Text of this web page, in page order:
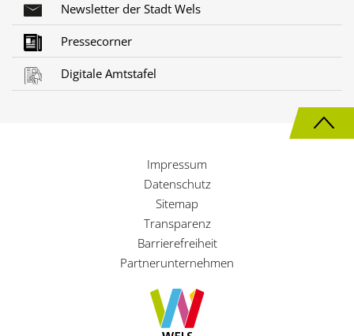
Newsletter der Stadt Wels
Pressecorner
Digitale Amtstafel
Impressum
Datenschutz
Sitemap
Transparenz
Barrierefreiheit
Partnerunternehmen